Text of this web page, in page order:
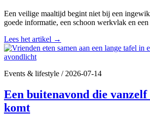
Een veilige maaltijd begint niet bij een
goede informatie, een schoon werkvlak en
Lees het artikel →
Events & lifestyle /2026-07-14
Een buitenavond die vanzelf
komt